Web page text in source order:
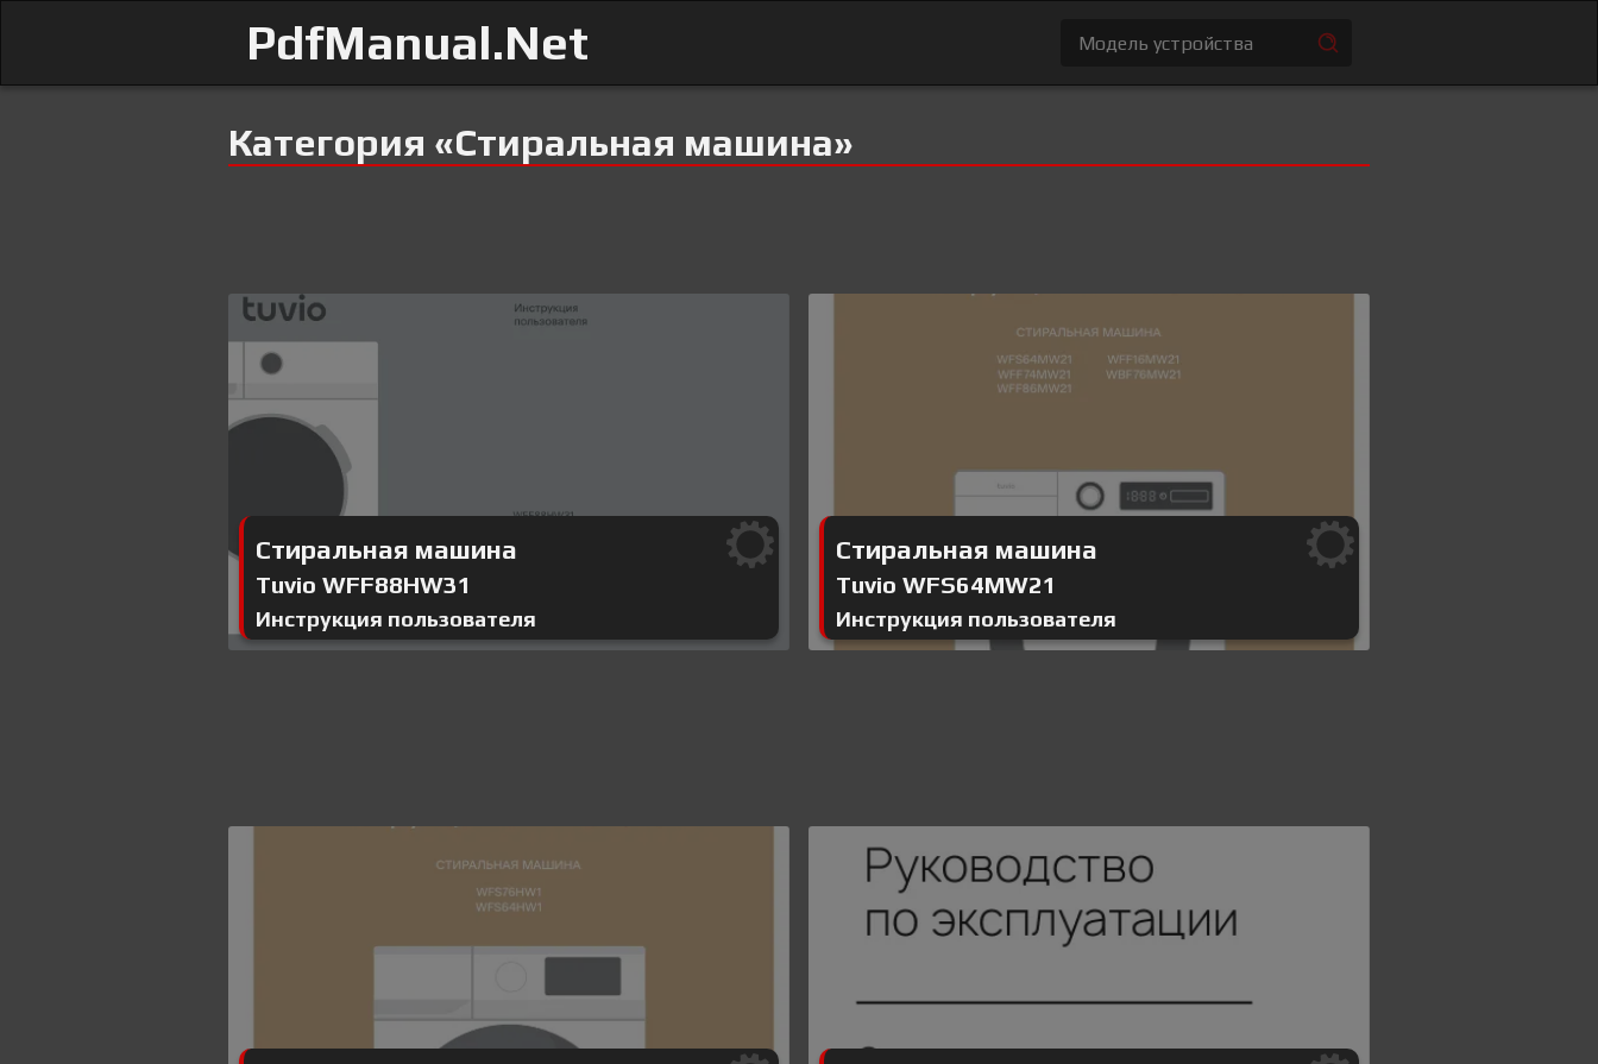
PdfManual.Net
Категория «Стиральная машина»
Стиральная машина
Tuvio WFF88HW31
Инструкция пользователя
Стиральная машина
Tuvio WFS64MW21
Инструкция пользователя